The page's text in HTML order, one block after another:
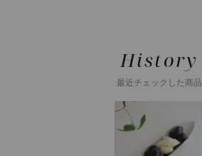
History
最近チェックした商品